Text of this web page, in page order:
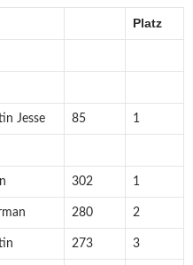
Platz
Jesse 85 1
302 1
280 2
273 3